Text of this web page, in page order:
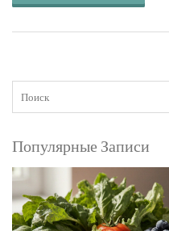
Популярные Записи